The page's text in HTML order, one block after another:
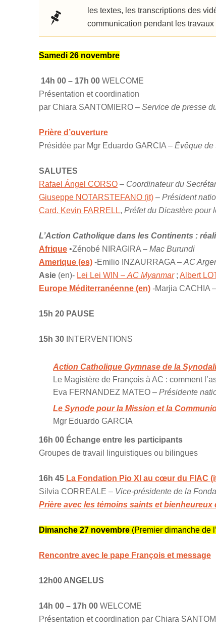
les textes, les transcriptions des
communication pendant les travaux
Samedi 26 novembre
14h 00 – 17h 00 WELCOME
Présentation et coordination
par Chiara SANTOMIERO – Service de presse
Prière d’ouverture
Présidée par Mgr Eduardo GARCIA – Évêque de
SALUTES
Rafael Ángel CORSO – Coordinateur du
Giuseppe NOTARSTEFANO (it) – Président
Card. Kevin FARRELL, Préfet du Dicastère pour
L’Action Catholique dans les Continents :
Afrique •Zénobé NIRAGIRA – Mac Burundi
Amerique (es) -Emilio INZAURRAGA – AC
Asie (en)- Lei Lei WIN – AC Myanmar; Albert
Europe Méditerranéenne (en) -Marjia CACHIA –
15h 20 PAUSE
15h 30 INTERVENTIONS
Action Catholique Gymnase de la
Le Magistère de François à AC : comment
Eva FERNANDEZ MATEO – Présidente
Le Synode pour la Mission et la
Mgr Eduardo GARCIA
16h 00 Échange entre les participants
Groupes de travail linguistiques ou bilingues
16h 45 La Fondation Pio XI au cœur du FIAC
Silvia CORREALE – Vice-présidente de la
Prière avec les témoins saints et bienheureux
Dimanche 27 novembre (Premier dimanche de
Rencontre avec le pape François et message
12h00 ANGELUS
14h 00 – 17h 00 WELCOME
Présentation et coordination par Chiara